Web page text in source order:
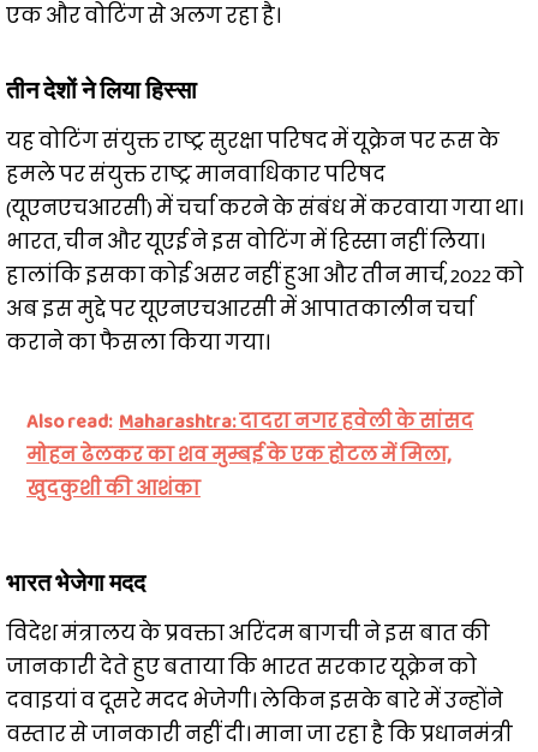
एक और वोटिंग से अलग रहा है।
तीन देशों ने लिया हिस्‍सा
यह वोटिंग संयुक्त राष्ट्र सुरक्षा परिषद में यूक्रेन पर रूस के
हमले पर संयुक्त राष्ट्र मानवाधिकार परिषद
(यूएनएचआरसी) में चर्चा करने के संबंध में करवाया गया था।
भारत, चीन और यूएई ने इस वोटिंग में हिस्सा नहीं लिया।
हालांकि इसका कोई असर नहीं हुआ और तीन मार्च, 2022 को
अब इस मुद्दे पर यूएनएचआरसी में आपातकालीन चर्चा
कराने का फैसला किया गया।
Also read: Maharashtra: दादरा नगर हवेली के सांसद
मोहन ढेलकर का शव मुम्बई के एक होटल में मिला,
खुदकुशी की आशंका
भारत भेजेगा मदद
विदेश मंत्रालय के प्रवक्ता अरिंदम बागची ने इस बात की
जानकारी देते हुए बताया कि भारत सरकार यूक्रेन को
दवाइयां व दूसरे मदद भेजेगी। लेकिन इसके बारे में उन्होंने
वस्तार से जानकारी नहीं दी। माना जा रहा है कि प्रधानमंत्री